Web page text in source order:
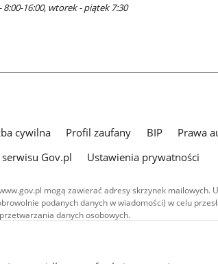
16:00, wtorek - piątek 7:30
cywilna Profil zaufany BIP Prawa
Gov.pl
Ustawienia prywatności
mogą zawierać adresy skrzynek
podanych danych w wiadomości) w celu
danych osobowych.
publikowane w serwisie (z wyłączeniem treści
licencji typu Creative Commons: uznanie autorstwa -
(CC BY-SA 4.0). Materiały audiowizualne, w tym zdjęcia,